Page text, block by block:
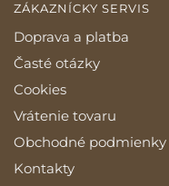
ZÁKAZNÍCKY SERVIS
Doprava a platba
Časté otázky
Cookies
Vrátenie tovaru
Obchodné podmienky
Kontakty